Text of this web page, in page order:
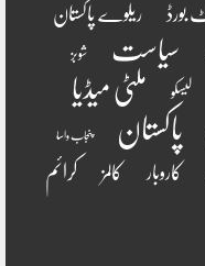
بورڈ ریلوے پاکستان
سیاست شوبز
لیسکو ملٹی میڈیا
پاکستان پنجاب واسا
کاروبار کالمز کرائم